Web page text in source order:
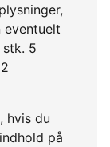
eventuelt
stk. 5
hvis du
på